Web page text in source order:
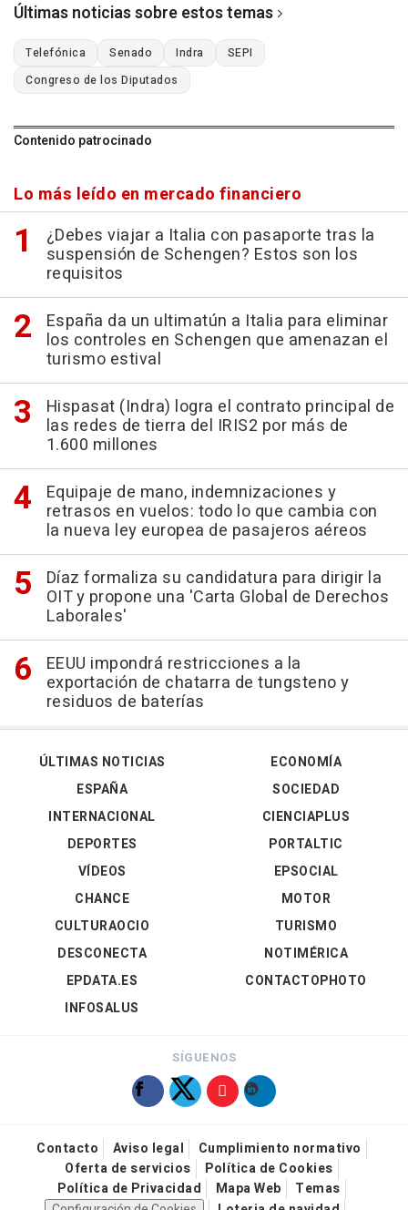
Últimas noticias sobre estos temas
Telefónica Senado Indra
SEPI
Congreso de los Diputados
Contenido patrocinado
Lo más leído en mercado financiero
¿Debes viajar a Italia con pasaporte tras la
suspensión de Schengen? Estos son los
requisitos
España da un ultimatún a Italia para eliminar
los controles en Schengen que amenazan el
turismo estival
Hispasat (Indra) logra el contrato principal de
las redes de tierra del IRIS2 por más de
1.600 millones
Equipaje de mano, indemnizaciones y
retrasos en vuelos: todo lo que cambia con
la nueva ley europea de pasajeros aéreos
Díaz formaliza su candidatura para dirigir la
OIT y propone una 'Carta Global de Derechos
Laborales'
EEUU impondrá restricciones a la
exportación de chatarra de tungsteno y
residuos de baterías
ÚLTIMAS NOTICIAS
ESPAÑA
INTERNACIONAL
DEPORTES
VÍDEOS
ECONOMÍA
SOCIEDAD
CIENCIAPLUS
PORTALTIC
EPSOCIAL
CHANCE
CULTURAOCIO
DESCONECTA
EPDATA.ES
INFOSALUS
MOTOR
TURISMO
NOTIMÉRICA
CONTACTOPHOTO
SÍGUENOS
Contacto Aviso legal
Cumplimiento normativo
Oferta de servicios
Política de Cookies
Política de Privacidad
Mapa Web
Temas